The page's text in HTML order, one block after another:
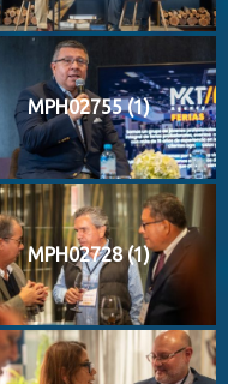
MPH02755 (1)
MPH02728 (1)